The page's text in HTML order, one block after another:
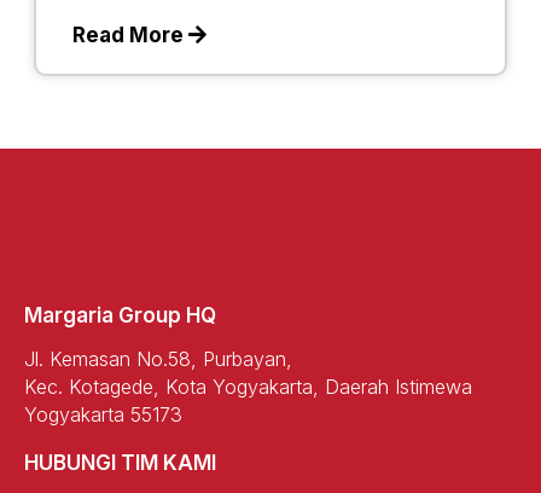
Read More
Margaria Group HQ
Jl. Kemasan No.58, Purbayan,
Kec. Kotagede, Kota Yogyakarta, Daerah Istimewa
Yogyakarta 55173
HUBUNGI TIM KAMI